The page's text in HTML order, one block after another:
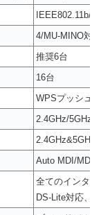
IEEE802.11b/
4/MU-MINO対応
推奨6台
16台
WPSプッシュ
2.4GHz/5GHz
2.4GHz&5GHz
Auto MDI/MDI-
全てのインタ
DS-Lite対応、